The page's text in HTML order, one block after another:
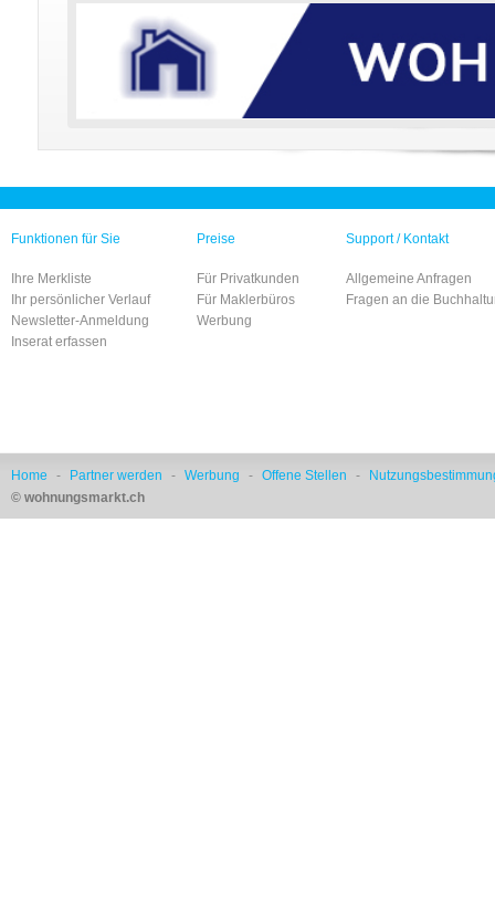
Funktionen für Sie
Ihre Merkliste
Ihr persönlicher Verlauf
Newsletter-Anmeldung
Inserat erfassen
Preise
Für Privatkunden
Für Maklerbüros
Werbung
Support / Kontakt
Allgemeine Anfragen
Fragen an die
Home - Partner werden - Werbung - Offene Stellen -
© wohnungsmarkt.ch